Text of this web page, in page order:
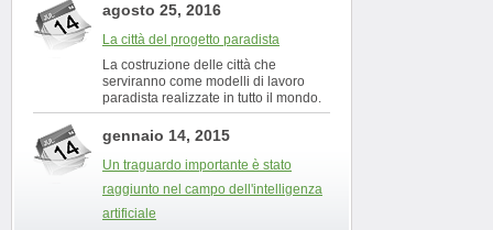
agosto 25, 2016
La città del progetto paradista
La costruzione delle città che
serviranno come modelli di lavoro
paradista realizzate in tutto il mondo.
gennaio 14, 2015
Un traguardo importante è stato
raggiunto nel campo dell'intelligenza
artificiale